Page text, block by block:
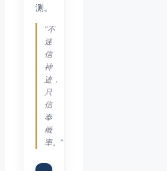
测。
“不
迷
信
神
迹，
只
信
奉
概
率。”